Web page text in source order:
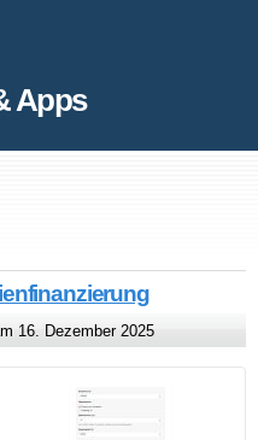
Apps
16. Dezember 2025